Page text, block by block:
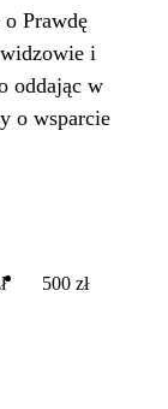
Prawdę
i
oddając w
o wsparcie
500 zł